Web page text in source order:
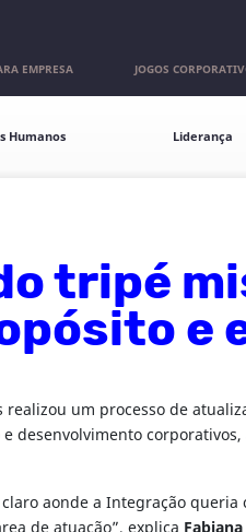
EMPRESA JOGOS
Humanos Liderança
tripé
e
realizou um processo de
desenvolvimento
aonde a Integração